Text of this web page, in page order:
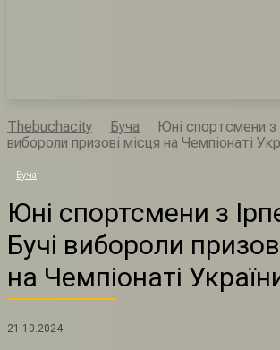
Thebuchacity Буча
Юні спортсмени з
вибороли призові місця на Чемпіонаті
Буча
Юні спортсмени з
Бучі вибороли
на Чемпіонаті
21.10.2024